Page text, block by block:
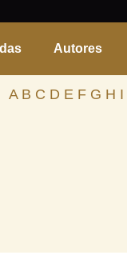
Autores
A B C D E F G H I